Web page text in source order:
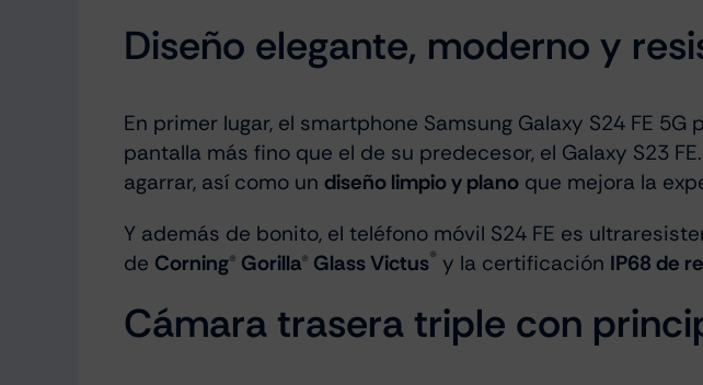
Diseño elegante, moderno y
En primer lugar, el smartphone Samsung Galaxy S24 FE 5G
pantalla más fino que el de su predecesor, el Galaxy S23
agarrar, así como un diseño limpio y planoque mejora la
Y además de bonito, el teléfono móvil S24 FE es
de Corning® Gorilla® Glass Victus®+ y la certificación IP68 de
Cámara trasera triple con